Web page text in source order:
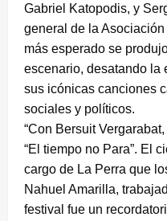
Gabriel Katopodis, y
general de la
más esperado se
escenario, desatando la
sus icónicas canciones
sociales y políticos.
“Con Bersuit
“El tiempo no Para”. El
cargo de La Perra que
Nahuel Amarilla,
festival fue un